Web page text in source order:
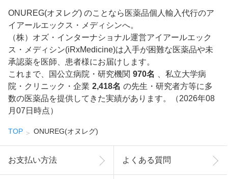
ONUREG(オヌレグ) のことなら医薬品個人輸入代行のア
イアールエックス・メディシンへ。
（株）オズ・インターナショナル運営アイアールエック
ス・メディシン(iRxMedicine)は入手が困難な医薬品や未
承認薬を医師、患者様にお届けします。
これまで、国公立病院・研究機関 970名
、私立大学病
院・クリニック・企業 2,418名 の先生・研究者方等に多
数の医薬品を提供してきた実績があります。（2026年08
月07日時点）
TOP ONUREG(オヌレグ)
お支払い方法 よくある質問